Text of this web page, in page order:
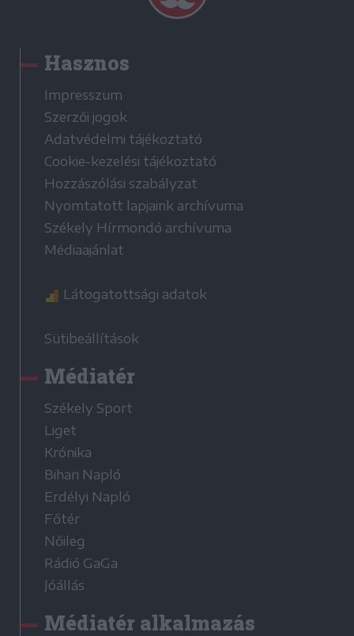
Hasznos
Impresszum
Szerzői jogok
Adatvédelmi tájékoztató
Cookie-kezelési tájékoztató
Hozzászólási szabályzat
Nyomtatott lapjaink archívuma
Székely Hírmondó archívuma
Médiaajánlat
Látogatottsági adatok
Sütibeállítások
Médiatér
Székely Sport
Liget
Krónika
Bihari Napló
Erdélyi Napló
Főtér
Nőileg
Rádió GaGa
Jóállás
Médiatér alkalmazás